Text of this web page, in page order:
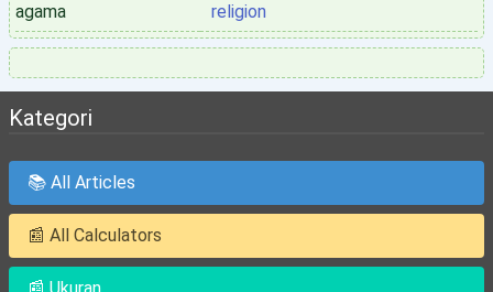
agama
religion
Kategori
📚 All Articles
📰 All Calculators